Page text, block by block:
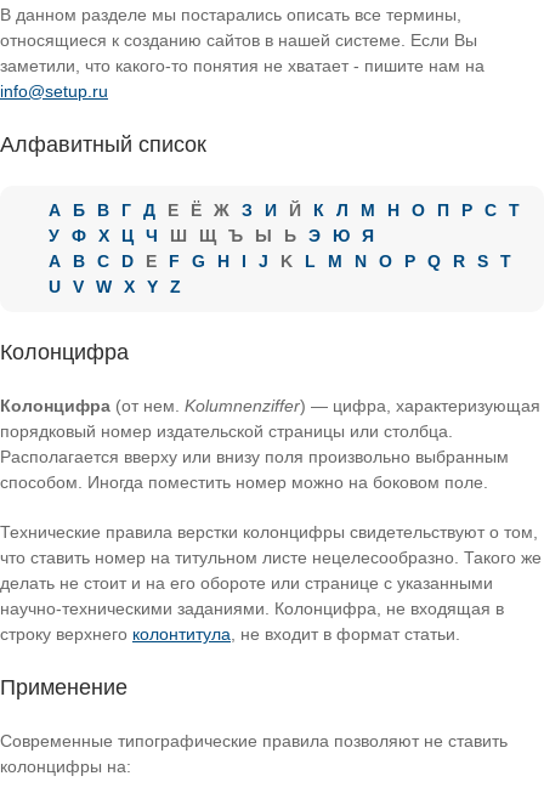
В данном разделе мы постарались описать все термины,
относящиеся к созданию сайтов в нашей системе. Если Вы
заметили, что какого-то понятия не хватает - пишите нам на
info@setup.ru
Алфавитный список
А Б В Г Д Е Ё Ж З И Й К Л М Н О П Р С
Т
У
Ф Х Ц Ч Ш Щ Ъ Ы Ь Э Ю
Я
A
B C D E F G H I J K L M N O P Q R S
T
U
V W X Y Z
Колонцифра
Колонцифра (от нем. Kolumnenziffer) — цифра, характеризующая
порядковый номер издательской страницы или столбца.
Располагается вверху или внизу поля произвольно выбранным
способом. Иногда поместить номер можно на боковом поле.
Технические правила верстки колонцифры свидетельствуют о том,
что ставить номер на титульном листе нецелесообразно. Такого же
делать не стоит и на его обороте или странице с указанными
научно-техническими заданиями. Колонцифра, не входящая в
строку верхнего колонтитула, не входит в формат статьи.
Применение
Современные типографические правила позволяют не ставить
колонцифры на: